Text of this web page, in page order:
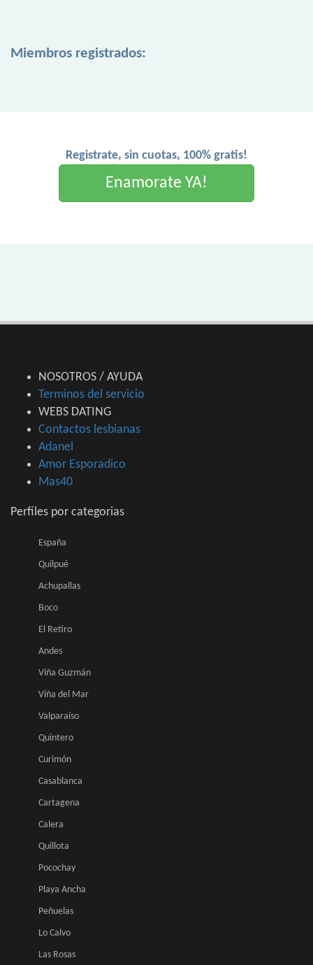
Miembros registrados:
Registrate, sin cuotas, 100% gratis!
Enamorate YA!
NOSOTROS / AYUDA
Terminos del servicio
WEBS DATING
Contactos lesbianas
Adanel
Amor Esporadico
Mas40
Perfiles por categorias
España
Quilpué
Achupallas
Boco
El Retiro
Andes
Viña Guzmán
Viña del Mar
Valparaíso
Quintero
Curimón
Casablanca
Cartagena
Calera
Quillota
Pocochay
Playa Ancha
Peñuelas
Lo Calvo
Las Rosas